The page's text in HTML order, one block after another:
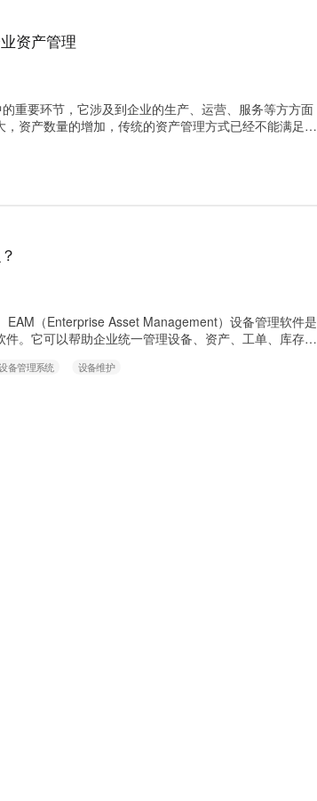
资产管理
重要环节，它涉及到企业的生产、运营、服务等方方面
资产数量的增加，传统的资产管理方式已经不能满足企
Asset Management)，是一种基于计算机技术的资产管
（Enterprise Asset Management）设备管理软件是
。它可以帮助企业统一管理设备、资产、工单、库存和
和维护、资产追踪和评估、工单管理、库存管理、供应商
备管理系统 设备维护